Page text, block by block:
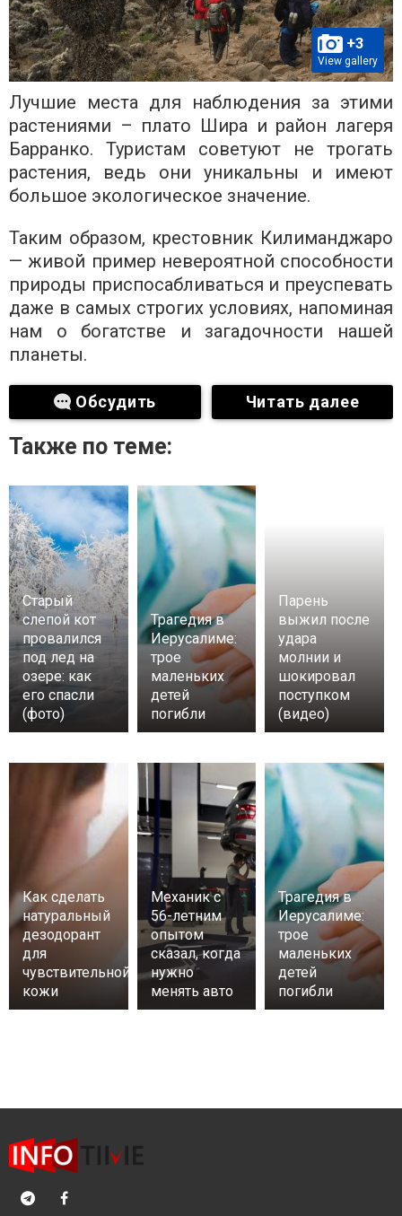
+3
View gallery
Лучшие места для наблюдения за этими
растениями – плато Шира и район лагеря
Барранко. Туристам советуют не трогать
растения, ведь они уникальны и имеют
большое экологическое значение.
Таким образом, крестовник Килиманджаро
— живой пример невероятной способности
природы приспосабливаться и преуспевать
даже в самых строгих условиях, напоминая
нам о богатстве и загадочности нашей
планеты.
Обсудить Читать далее
Также по теме:
Старый
слепой кот
провалился
под лед на
озере: как
его спасли
(фото)
Трагедия в
Иерусалиме:
трое
маленьких
детей
погибли
Парень
выжил после
удара
молнии и
шокировал
поступком
(видео)
Как сделать
натуральный
дезодорант
для
чувствительной
кожи
Механик с
56-летним
опытом
сказал, когда
нужно
менять авто
Трагедия в
Иерусалиме:
трое
маленьких
детей
погибли